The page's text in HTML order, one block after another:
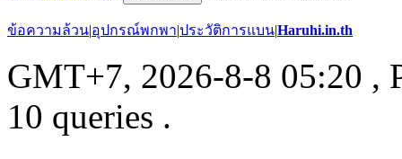
ข้อความล้วน|อุปกรณ์พกพา|ประวัติการแบน|Haruhi.in.th
GMT+7, 2026-8-8 05:20 ,
10 queries .